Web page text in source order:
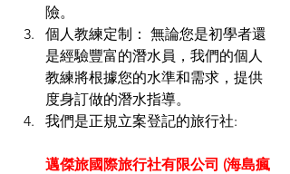
險。
個人教練定制： 無論您是初學者還
是經驗豐富的潛水員，我們的個人
教練將根據您的水準和需求，提供
度身訂做的潛水指導。
我們是正規立案登記的旅行社:
邁傑旅國際旅行社有限公司 (海島瘋